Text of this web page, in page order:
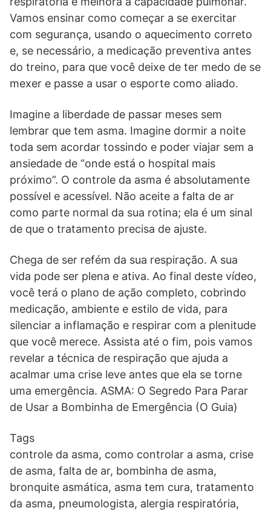
Vamos ensinar como começar a se exercitar
com segurança, usando o aquecimento correto
e, se necessário, a medicação preventiva antes
do treino, para que você deixe de ter medo de se
mexer e passe a usar o esporte como aliado.
Imagine a liberdade de passar meses sem
lembrar que tem asma. Imagine dormir a noite
toda sem acordar tossindo e poder viajar sem a
ansiedade de “onde está o hospital mais
próximo”. O controle da asma é absolutamente
possível e acessível. Não aceite a falta de ar
como parte normal da sua rotina; ela é um sinal
de que o tratamento precisa de ajuste.
Chega de ser refém da sua respiração. A sua
vida pode ser plena e ativa. Ao final deste vídeo,
você terá o plano de ação completo, cobrindo
medicação, ambiente e estilo de vida, para
silenciar a inflamação e respirar com a plenitude
que você merece. Assista até o fim, pois vamos
revelar a técnica de respiração que ajuda a
acalmar uma crise leve antes que ela se torne
uma emergência. ASMA: O Segredo Para Parar
de Usar a Bombinha de Emergência (O Guia)
Tags
controle da asma, como controlar a asma, crise
de asma, falta de ar, bombinha de asma,
bronquite asmática, asma tem cura, tratamento
da asma, pneumologista, alergia respiratória,